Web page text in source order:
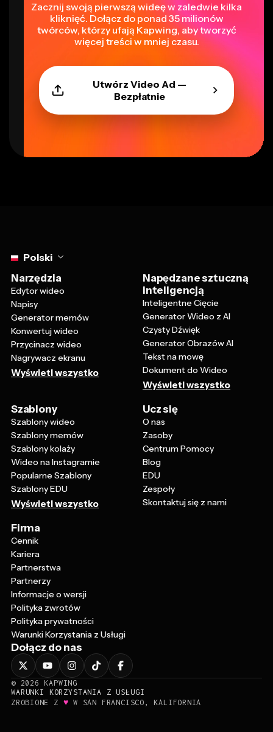
Zacznij swoją pierwszą wideę w zaledwie kilka
kliknięć. Dołącz do ponad 35 milionów
twórców, którzy ufają Kapwing, aby tworzyć
więcej treści w mniej czasu.
Utwórz Video Ad —
Bezpłatnie
Polski
Narzędzia
Edytor wideo
Napisy
Generator memów
Konwertuj wideo
Przycinacz wideo
Nagrywacz ekranu
Wyświetl wszystko
Napędzane sztuczną
inteligencją
Inteligentne Cięcie
Generator Wideo z AI
Czysty Dźwięk
Generator Obrazów AI
Tekst na mowę
Dokument do Wideo
Wyświetl wszystko
Szablony
Szablony wideo
Szablony memów
Szablony kolaży
Wideo na Instagramie
Popularne Szablony
Szablony EDU
Wyświetl wszystko
Ucz się
O nas
Zasoby
Centrum Pomocy
Blog
EDU
Zespoły
Skontaktuj się z nami
Firma
Cennik
Kariera
Partnerstwa
Partnerzy
Informacje o wersji
Polityka zwrotów
Polityka prywatności
Warunki Korzystania z Usługi
Dołącz do nas
© 2026
KAPWING
WARUNKI KORZYSTANIA Z USŁUGI
ZROBIONE Z ♥ W SAN FRANCISCO, KALIFORNIA